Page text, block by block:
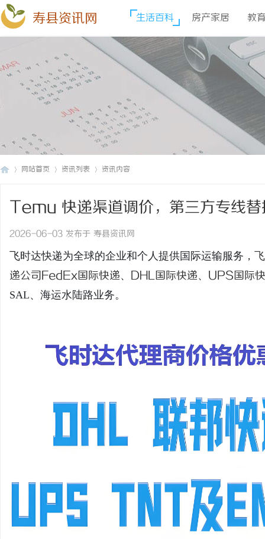
寿县资讯网 生活百科 房产家居 教
网站首页 资讯列表 资讯内容
Temu 快递渠道调价，第三方专线
格_上飞时达快递官网
2026-06-03 发布于 寿县资讯网
飞时达快递为全球的企业和个人提供国际运输服务，
递公司FedEx国际快递、 DHL国际快递、 UPS国际
SAL、海运水陆路业务。